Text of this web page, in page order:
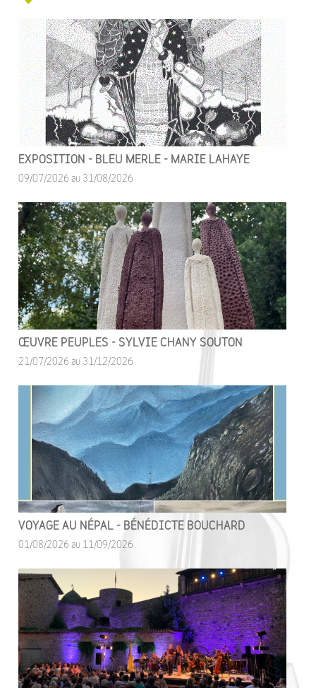
EXPOSITION - BLEU MERLE - MARIE LAHAYE
09/07/2026 au 31/08/2026
ŒUVRE PEUPLES - SYLVIE CHANY SOUTON
21/07/2026 au 31/12/2026
VOYAGE AU NÉPAL - BÉNÉDICTE BOUCHARD
01/08/2026 au 11/09/2026